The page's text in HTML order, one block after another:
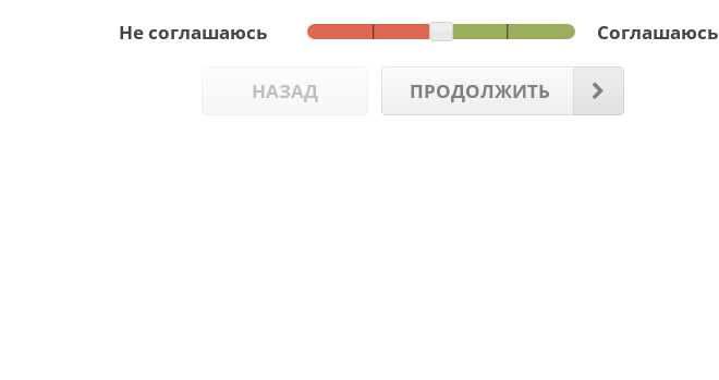
Не соглашаюсь
Соглашаюсь
НАЗАД ПРОДОЛЖИТЬ